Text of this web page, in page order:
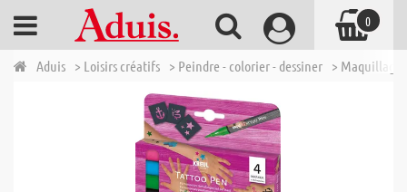
Aduis > Loisirs créatifs > Peindre - colorier - dessiner > Maquillage
0